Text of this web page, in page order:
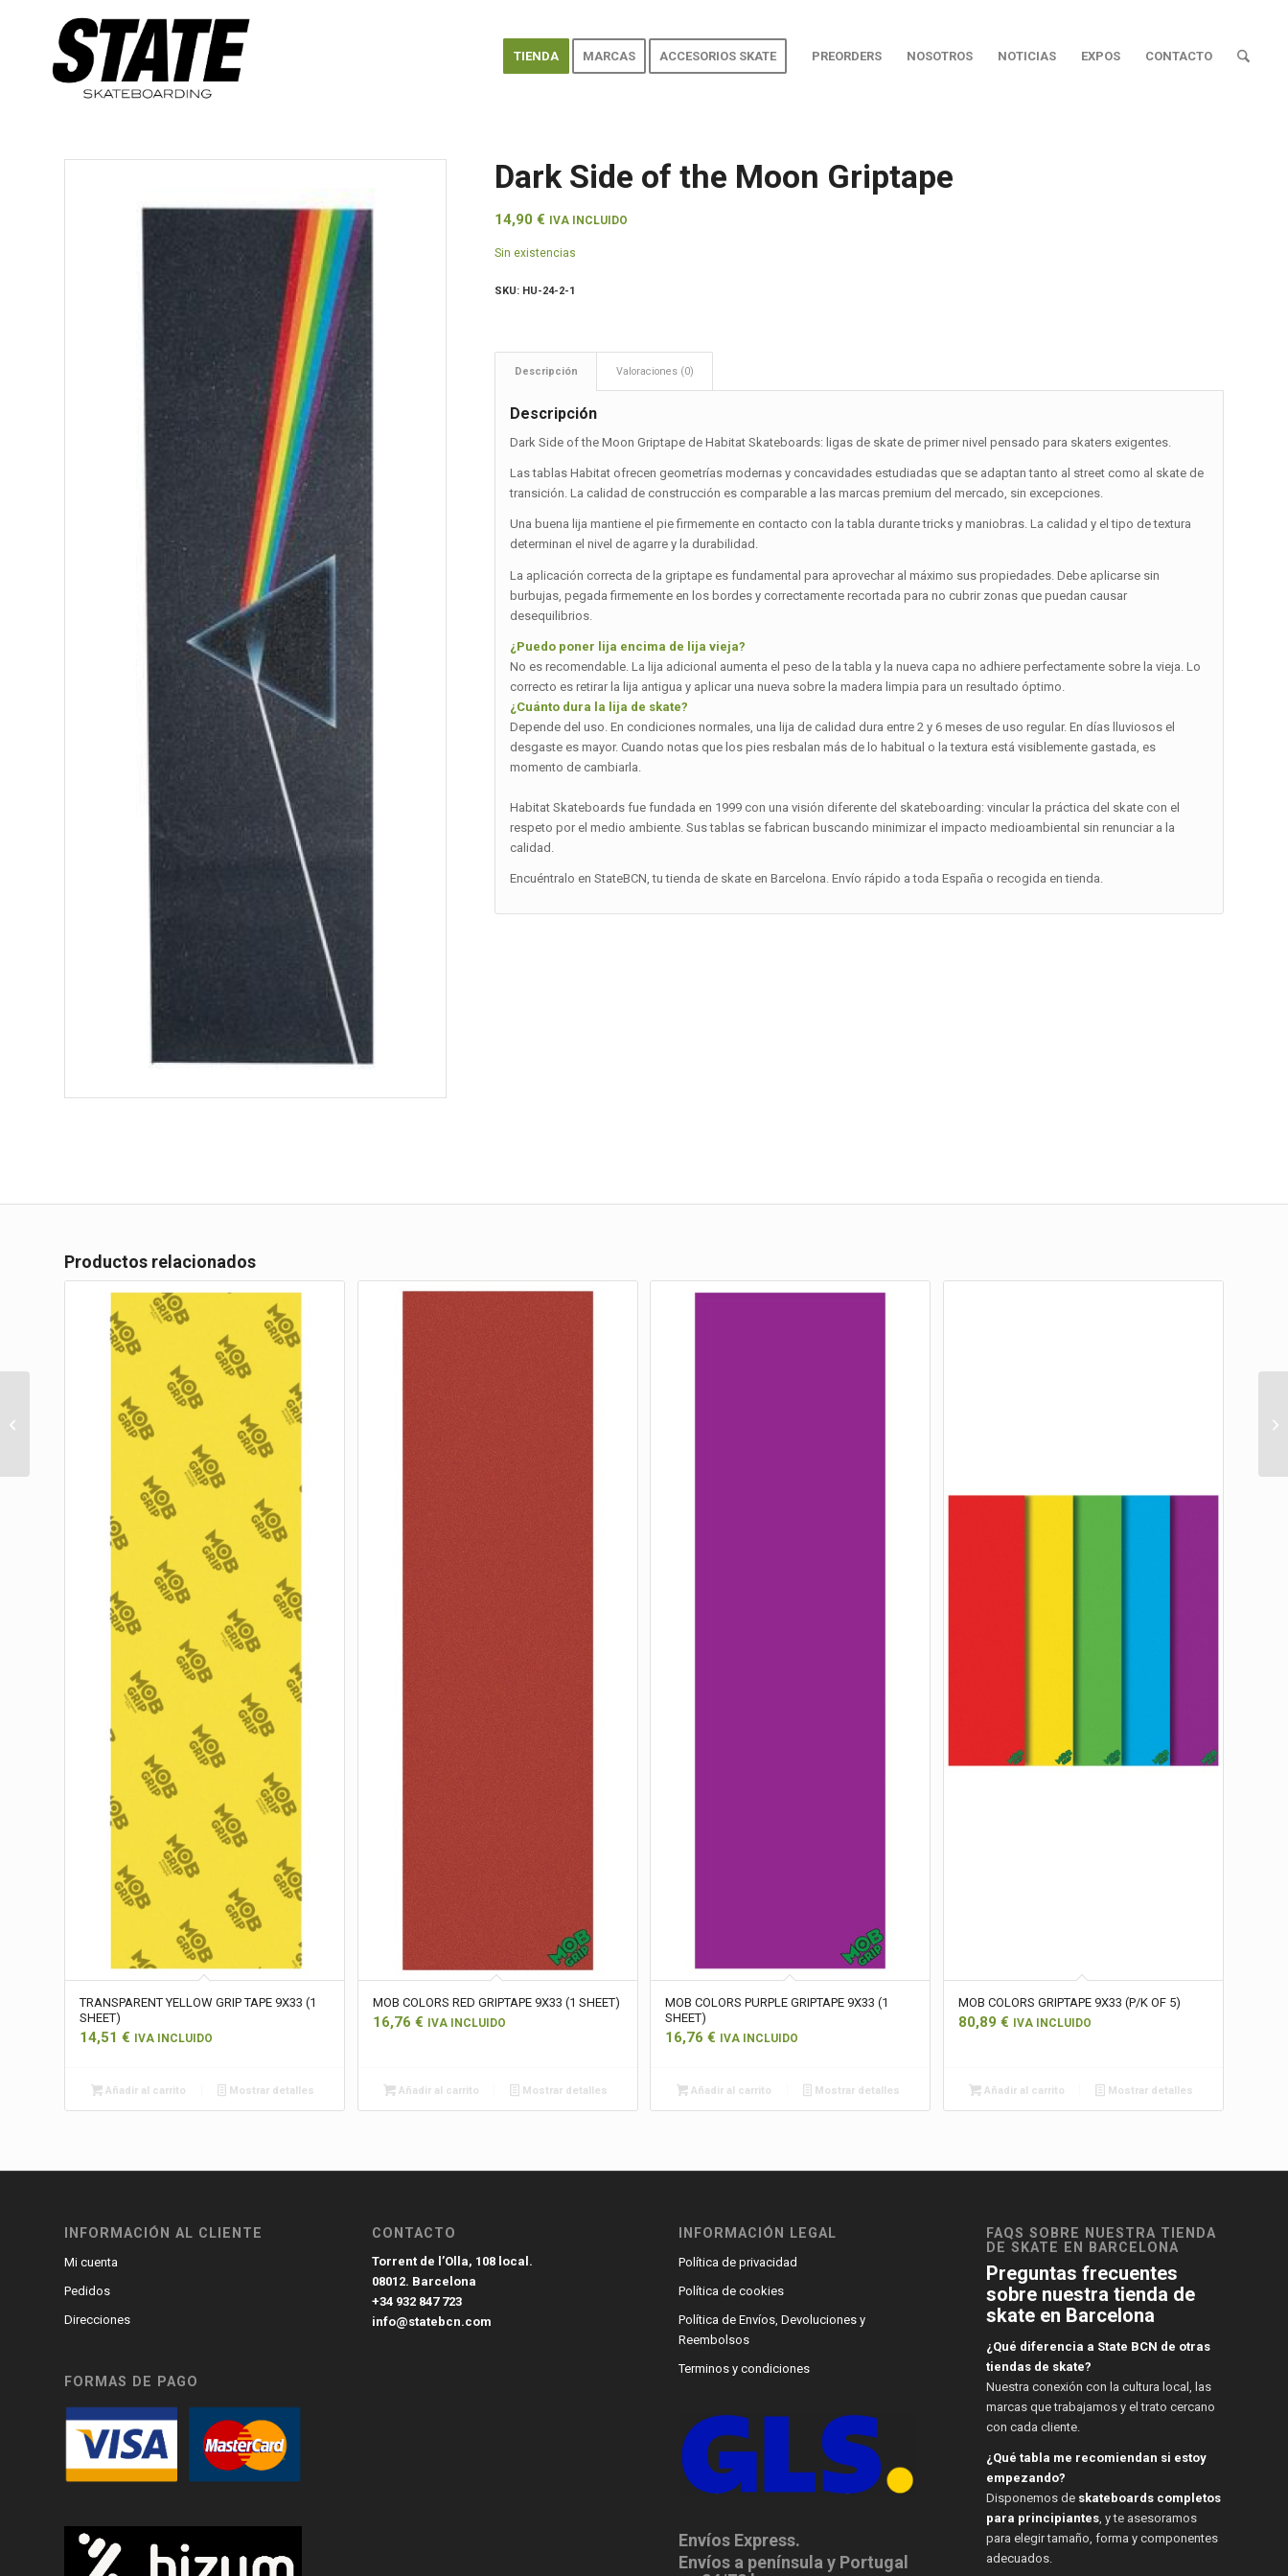
TIENDA MARCAS ACCESORIOS SKATE PREORDERS NOSOTROS NOTICIAS EXPOS CONTACTO
Dark Side of the Moon Griptape
14,90€ IVA INCLUIDO
Sin existencias
SKU: HU-24-2-1
Descripción Valoraciones (0)
Descripción
Dark Side of the Moon Griptape de Habitat Skateboards: ligas de skate de primer nivel pensado para skaters exigentes.
Las tablas Habitat ofrecen geometrías modernas y concavidades estudiadas que se adaptan tanto al street como al skate de
transición. La calidad de construcción es comparable a las marcas premium del mercado, sin excepciones.
Una buena lija mantiene el pie firmemente en contacto con la tabla durante tricks y maniobras. La calidad y el tipo de textura
determinan el nivel de agarre y la durabilidad.
La aplicación correcta de la griptape es fundamental para aprovechar al máximo sus propiedades. Debe aplicarse sin
burbujas, pegada firmemente en los bordes y correctamente recortada para no cubrir zonas que puedan causar
desequilibrios.
¿Puedo poner lija encima de lija vieja?
No es recomendable. La lija adicional aumenta el peso de la tabla y la nueva capa no adhiere perfectamente sobre la vieja. Lo
correcto es retirar la lija antigua y aplicar una nueva sobre la madera limpia para un resultado óptimo.
¿Cuánto dura la lija de skate?
Depende del uso. En condiciones normales, una lija de calidad dura entre 2 y 6 meses de uso regular. En días lluviosos el
desgaste es mayor. Cuando notas que los pies resbalan más de lo habitual o la textura está visiblemente gastada, es
momento de cambiarla.
Habitat Skateboards fue fundada en 1999 con una visión diferente del skateboarding: vincular la práctica del skate con el
respeto por el medio ambiente. Sus tablas se fabrican buscando minimizar el impacto medioambiental sin renunciar a la
calidad.
Encuéntralo en StateBCN, tu tienda de skate en Barcelona. Envío rápido a toda España o recogida en tienda.
Productos relacionados
TRANSPARENT YELLOW GRIP TAPE 9X33 (1
SHEET)
14,51 € IVA INCLUIDO
Añadir al carrito Mostrar detalles
MOB COLORS RED GRIPTAPE 9X33 (1 SHEET)
16,76 € IVA INCLUIDO
Añadir al carrito Mostrar detalles
MOB COLORS PURPLE GRIPTAPE 9X33 (1
SHEET)
16,76€ IVA INCLUIDO
Añadir al carrito Mostrar detalles
MOB COLORS GRIPTAPE 9X33 (P/K OF 5)
80,89 € IVA INCLUIDO
Añadir al carrito Mostrar detalles
INFORMACIÓN AL CLIENTE
Mi cuenta
Pedidos
Direcciones
FORMAS DE PAGO
CONTACTO
Torrent de l’Olla, 108 local.
08012. Barcelona
+34 932 847 723
info@statebcn.com
INFORMACIÓN LEGAL
Política de privacidad
Política de cookies
Política de Envíos, Devoluciones y
Reembolsos
Terminos y condiciones
Envíos Express.
Envíos a península y Portugal
FAQS SOBRE NUESTRA TIENDA
DE SKATE EN BARCELONA
Preguntas frecuentes
sobre nuestra tienda de
skate en Barcelona
¿Qué diferencia a State BCN de otras
tiendas de skate?
Nuestra conexión con la cultura local, las
marcas que trabajamos y el trato cercano
con cada cliente.
¿Qué tabla me recomiendan si estoy
empezando?
Disponemos de skateboards completos
para principiantes, y te asesoramos
para elegir tamaño, forma y componentes
adecuados.
Dark Side of the Moon 9.0 Cruiser